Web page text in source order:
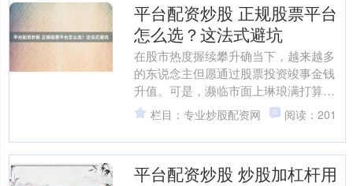
平台配资炒股 正规股票平台
怎么选？这法式避坑
在股市热度握续攀升确当下，越来越多
的东说念主但愿通过股票投资竣事金钱
升值。可是，濒临市面上琳琅满打算券
商平台，如何遴荐一家正规、安全、功
绩优质的股票往还平台，成....
栏目：专业炒股配资网 阅读：201
平台配资炒股 炒股加杠杆用